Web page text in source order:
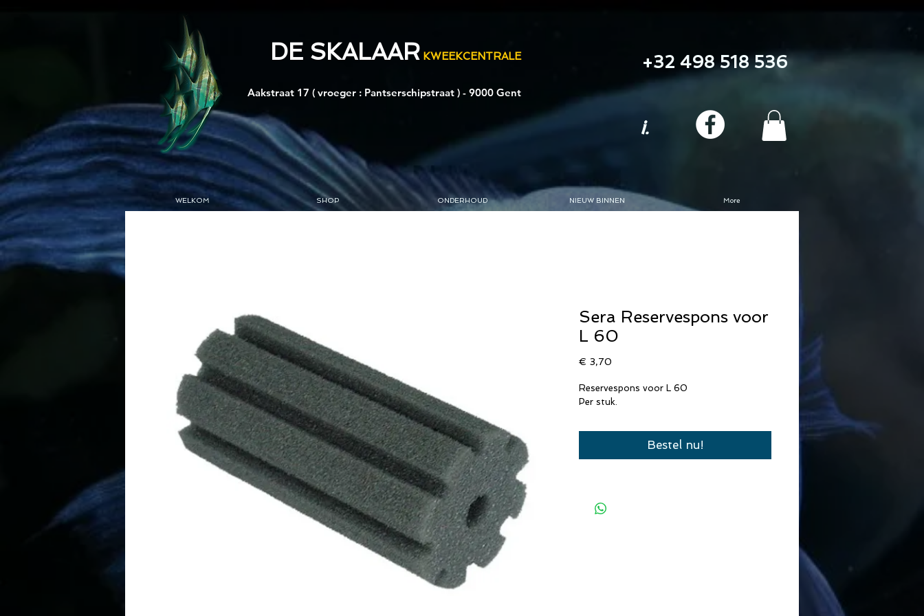
DE SKALAAR KWEEKCENTRALE
Aakstraat 17 ( vroeger : Pantserschipstraat ) - 9000 Gent
+32 498 518 536
i.
WELKOM SHOP ONDERHOUD NIEUW BINNEN More
Sera Reservespons voor
L 60
€ 3,70
Reservespons voor L 60
Per stuk.
Bestel nu!